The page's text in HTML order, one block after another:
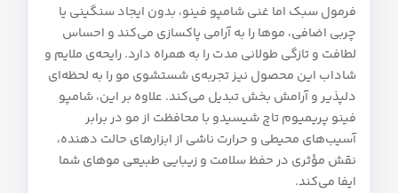
فرمول سبک اما غنی شامپو فینو، بدون ایجاد سنگینی یا
چربی اضافی، موها را به آرامی پاکسازی می‌کند و احساس
لطافت و تازگی طولانی‌ مدت را به همراه دارد. رایحه‌ی ملایم و
شاداب این محصول نیز تجربه‌ی شستشوی مو را به لحظه‌ای
دلپذیر و آرامش‌ بخش تبدیل می‌کند. علاوه بر این، شامپو
فینو پریمیوم تاچ شیسیدو با محافظت از مو در برابر
آسیب‌های محیطی و حرارت ناشی از ابزارهای حالت‌ دهنده،
نقش مؤثری در حفظ سلامت و زیبایی طبیعی موهای شما
ایفا می‌کند.